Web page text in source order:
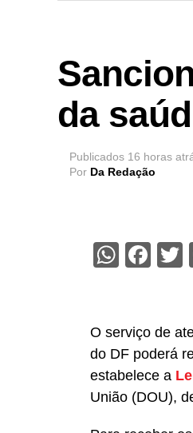
da
Publicados 16 horas
Por Da Redação
O serviço de
do DF poderá
estabelece a
União (DOU),